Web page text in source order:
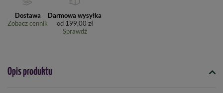
Dostawa
Zobacz cennik
Darmowa wysyłka
od 199,00 zł
Sprawdź
Opis produktu